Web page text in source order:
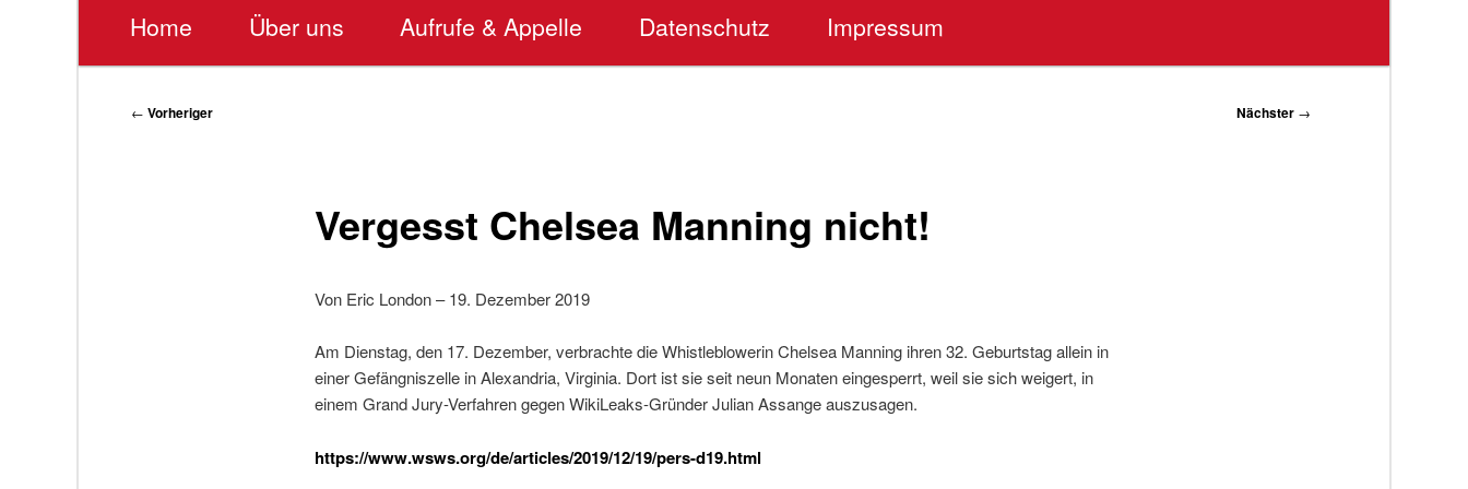
Home Über uns Aufrufe & Appelle Datenschutz Impressum
Beitragsnavigation
← Vorheriger Nächster →
Vergesst Chelsea Manning nicht!
Von Eric London – 19. Dezember 2019
Am Dienstag, den 17. Dezember, verbrachte die Whistleblowerin Chelsea Manning ihren 32. Geburtstag allein in
einer Gefängniszelle in Alexandria, Virginia. Dort ist sie seit neun Monaten eingesperrt, weil sie sich weigert, in
einem Grand Jury-Verfahren gegen WikiLeaks-Gründer Julian Assange auszusagen.
https://www.wsws.org/de/articles/2019/12/19/pers-d19.html